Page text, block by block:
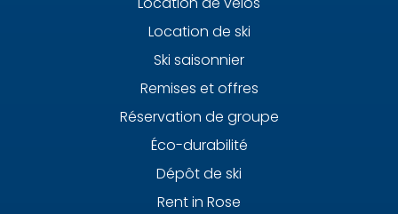
Location de ski
Ski saisonnier
Remises et offres
Réservation de groupe
Éco-durabilité
Dépôt de ski
Rent in Rose